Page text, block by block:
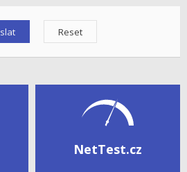
NetTest.cz